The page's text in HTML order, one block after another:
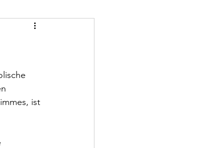
ist